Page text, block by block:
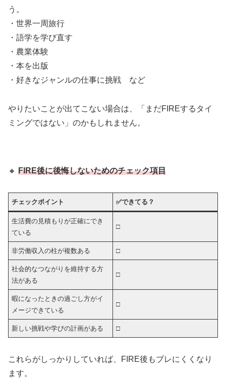
う。
・世界一周旅行
・語学を学び直す
・農業体験
・本を出版
・好きなジャンルの仕事に挑戦 など
やりたいことが出てこない場合は、「まだFIREするタイ
ミングではない」のかもしれません。
🔸 FIRE後に後悔しないためのチェック項目
チェックポイント ✅できてる？
生活費の見積もりが正確にでき
ている
□
非労働収入の柱が複数ある □
社会的なつながりを維持する方
法がある
□
暇になったときの過ごし方がイ
メージできている
□
新しい挑戦や学びの計画がある □
これらがしっかりしていれば、FIRE後もブレにくくなり
ます。